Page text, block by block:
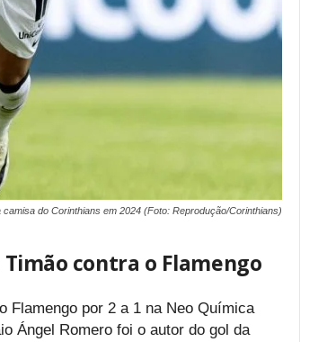
do Corinthians em 2024 (Foto: Reprodução/Corinthians)
contra o Flamengo
Flamengo por 2 a 1 na Neo Química
Ángel Romero foi o autor do gol da